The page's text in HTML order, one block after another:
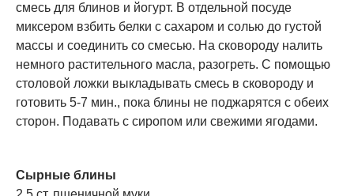
смесь для блинов и йогурт. В отдельной посуде
миксером взбить белки с сахаром и солью до густой
массы и соединить со смесью. На сковороду налить
немного растительного масла, разогреть. С помощью
столовой ложки выкладывать смесь в сковороду и
готовить 5-7 мин., пока блины не поджарятся с обеих
сторон. Подавать с сиропом или свежими ягодами.
Сырные блины